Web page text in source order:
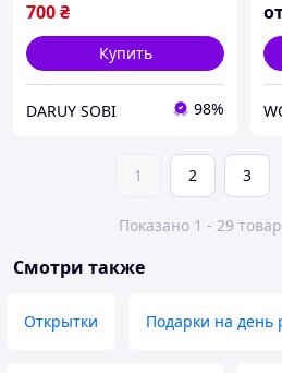
700₴
Купить
DARUY SOBI 98%
1 2 3
Показано 1 - 29
Смотри также
Открытки Подарки на день